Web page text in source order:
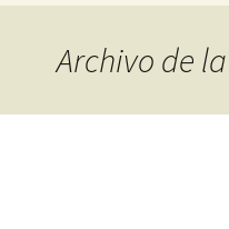
Archivo de